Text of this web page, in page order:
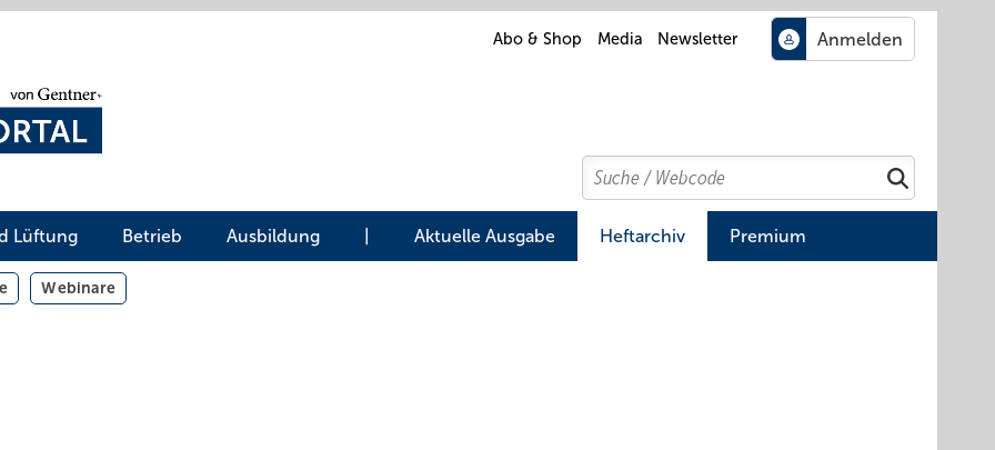
Abo & Shop Media Newsletter
Search
Suchen
Lüftung Betrieb Ausbildung Aktuelle Ausgabe Heftarchiv Premium
Webinare